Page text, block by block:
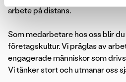
arbete på distans.
Som medarbetare hos oss blir
företagskultur. Vi präglas av
engagerade människor som
Vi tänker stort och utmanar oss